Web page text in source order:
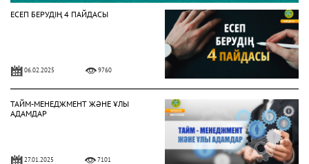
ЕСЕП БЕРУДІҢ 4 ПАЙДАСЫ
06.02.2025 9760
ТАЙМ-МЕНЕДЖМЕНТ ЖӘНЕ ҰЛЫ
АДАМДАР
27.01.2025 7101